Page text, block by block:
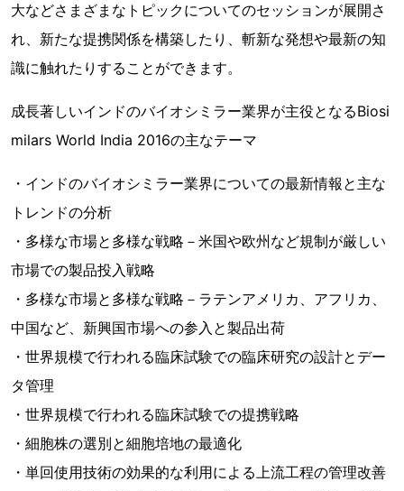
大などさまざまなトピックについてのセッションが展開さ
れ、新たな提携関係を構築したり、斬新な発想や最新の知
識に触れたりすることができます。
成長著しいインドのバイオシミラー業界が主役となるBiosi
milars World India 2016の主なテーマ
・インドのバイオシミラー業界についての最新情報と主な
トレンドの分析
・多様な市場と多様な戦略－米国や欧州など規制が厳しい
市場での製品投入戦略
・多様な市場と多様な戦略－ラテンアメリカ、アフリカ、
中国など、新興国市場への参入と製品出荷
・世界規模で行われる臨床試験での臨床研究の設計とデー
タ管理
・世界規模で行われる臨床試験での提携戦略
・細胞株の選別と細胞培地の最適化
・単回使用技術の効果的な利用による上流工程の管理改善